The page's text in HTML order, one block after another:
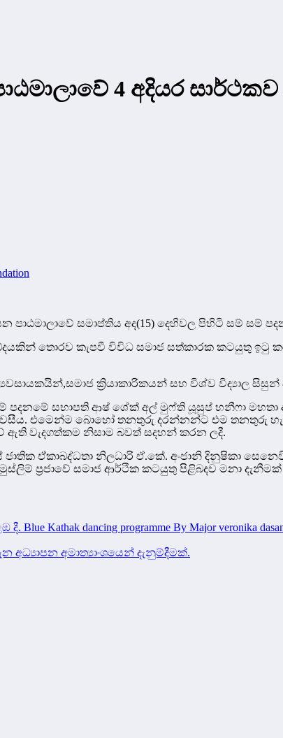
4 අදියර
සමාප්තිය අද(15) දෙහිවල පිහිටි සම් සම්
තොරව කැපවී විවිධ සමාජ සත්කාරක කටයුතු ඉටු
ව්‍යවසායකයින්,සමාජ ක්‍රියාකාරිකයන් සහ විශ්ව විද්‍යාල
පදනමේ සභාපති ආෂ් ශේක් අල් මුෆ්ති යූසුප් හනීෆා
එමෙන්ම බොහෝ තනතුරු දරන්නන්ට එම තනතුරු
වැදගත්කම නිසාම බවත් සදහන් කරන ලදී.
ජාතික ඒකාබද්ධතා නිලධාරි ඒ.කේ. අංජානි දිනුෂිකා
ප්‍රජාවේ සමාජ ආර්ථික කටයුතු පිළිබදව මනා දැනීමක්
dancing programme By Major veronika
අධ්‍යාපන අමාත්‍යාංශයෙන් දැනුම්දීමක්.